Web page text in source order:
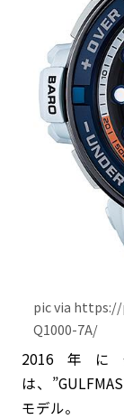
pic via
Q1000-7A/
2016年に
は、
モデル。